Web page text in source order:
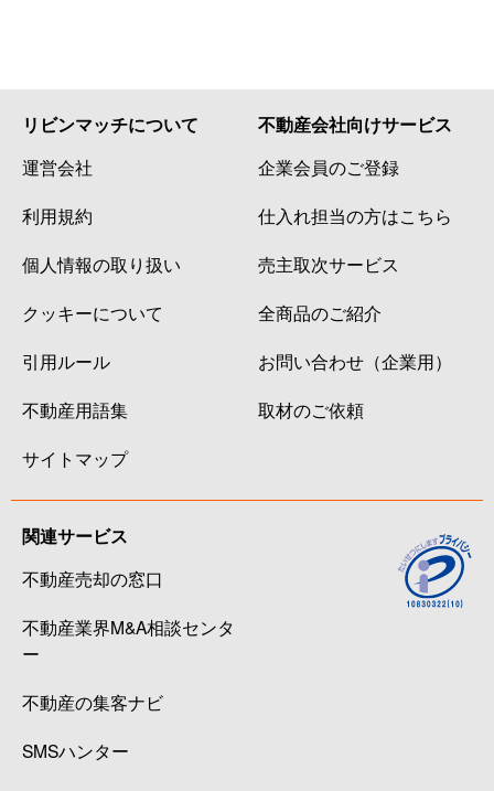
リビンマッチについて
運営会社
利用規約
個人情報の取り扱い
クッキーについて
引用ルール
不動産用語集
サイトマップ
不動産会社向けサービス
企業会員のご登録
仕入れ担当の方はこちら
売主取次サービス
全商品のご紹介
お問い合わせ（企業用）
取材のご依頼
関連サービス
不動産売却の窓口
不動産業界M&A相談センタ
ー
不動産の集客ナビ
SMSハンター